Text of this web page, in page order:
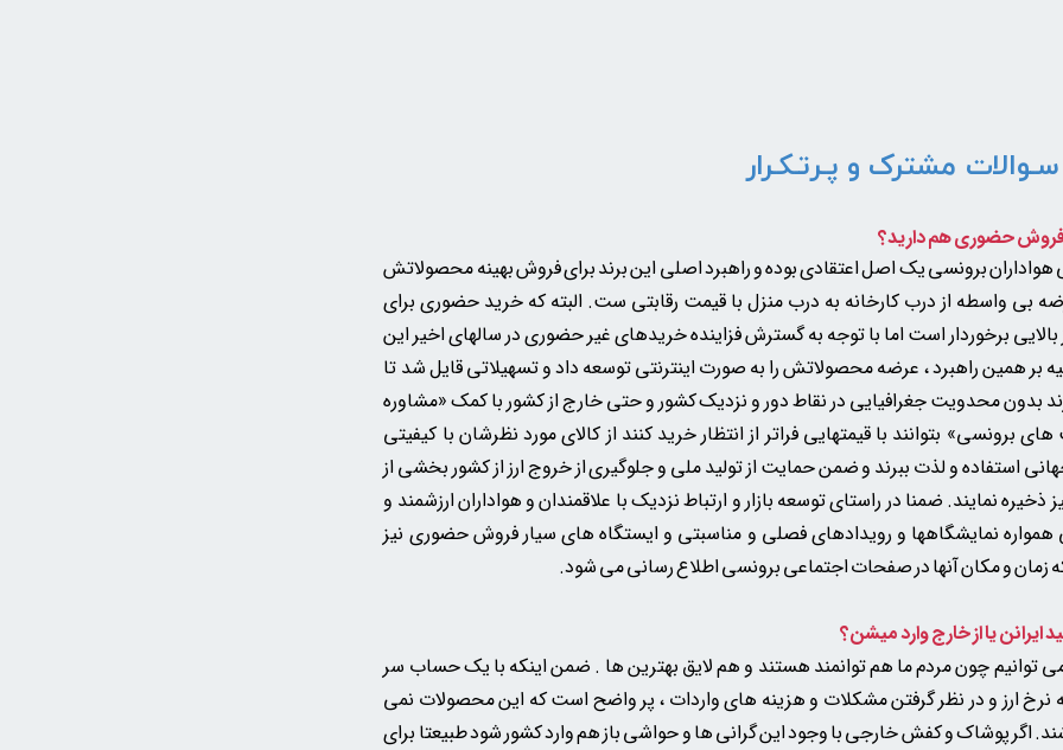
مشترک و پـرتـکـرار
برونسی یک اصل اعتقادی بوده و راهبرد اصلی این برند برای فروش بهینه محصولاتش
بی واسطه از درب کارخانه به درب منزل با قیمت رقابتی ست. البته که خرید حضوری برای
بالایی برخوردار است اما با توجه به گسترش فزاینده خریدهای غیر حضوری در سالهای اخیر این
بر همین راهبرد ، عرضه محصولاتش را به صورت اینترنتی توسعه داد و تسهیلاتی قایل شد تا
بدون محدویت جغرافیایی در نقاط دور و نزدیک کشور و حتی خارج از کشور با کمک «مشاوره
برونسی» بتوانند با قیمتهایی فراتر از انتظار خرید کنند از کالای مورد نظرشان با کیفیتی
استفاده و لذت ببرند و ضمن حمایت از تولید ملی و جلوگیری از خروج ارز از کشور بخشی از
ذخیره نمایند. ضمنا در راستای توسعه بازار و ارتباط نزدیک با علاقمندان و هواداران ارزشمند و
نمایشگاهها و رویدادهای فصلی و مناسبتی و ایستگاه های سیار فروش حضوری نیز
که زمان و مکان آنها در صفحات اجتماعی برونسی اطلاع رسانی می شود.
می توانیم چون مردم ما هم توانمند هستند و هم لایق بهترین ها . ضمن اینکه با یک حساب سر
نرخ ارز و در نظر گرفتن مشکلات و هزینه های واردات ، پر واضح است که این محصولات نمی
اگر پوشاک و کفش خارجی با وجود این گرانی ها و حواشی باز هم وارد کشور شود طبیعتا برای